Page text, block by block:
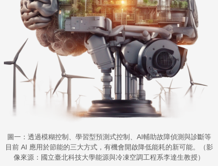
圖一：透過模糊控制、學習型預測式控制、AI輔助故障偵測與診斷等
目前 AI 應用於節能的三大方式，有機會開啟降低能耗的新可能。（影
像來源：國立臺北科技大學能源與冷凍空調工程系李達生教授）